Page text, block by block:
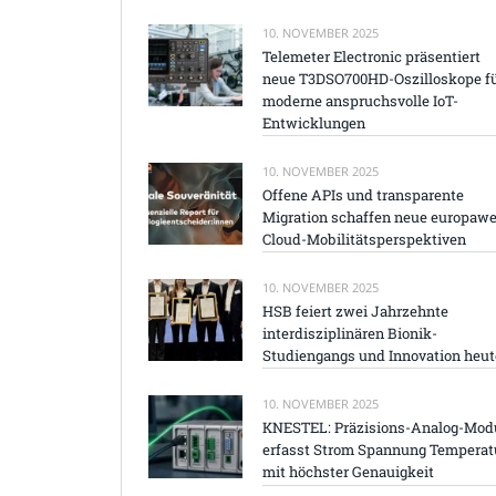
10. NOVEMBER 2025
Telemeter Electronic präsentiert
neue T3DSO700HD-Oszilloskope
moderne anspruchsvolle IoT-
Entwicklungen
10. NOVEMBER 2025
Offene APIs und transparente
Migration schaffen neue
Cloud-Mobilitätsperspektiven
10. NOVEMBER 2025
HSB feiert zwei Jahrzehnte
interdisziplinären Bionik-
Studiengangs und Innovation
10. NOVEMBER 2025
KNESTEL: Präzisions-Analog-
erfasst Strom Spannung
mit höchster Genauigkeit